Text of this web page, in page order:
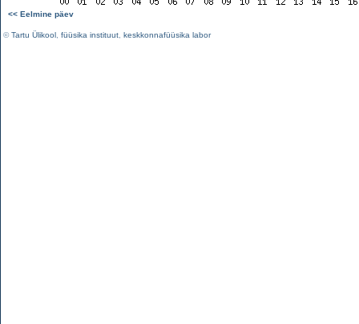
<< Eelmine päev
©Tartu Ülikool füüsika instituut keskkonnafüüsika labor